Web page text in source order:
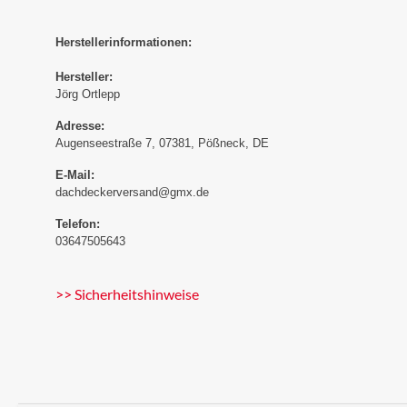
Herstellerinformationen:
Hersteller:
Jörg Ortlepp
Adresse:
Augenseestraße 7, 07381, Pößneck, DE
E-Mail:
dachdeckerversand@gmx.de
Telefon:
03647505643
>> Sicherheitshinweise